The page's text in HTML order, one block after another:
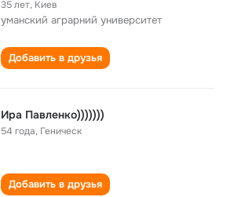
35 лет, Киев
уманский аграрний университет
Добавить в друзья
Ира Павленко)))))))
54 года, Геническ
Добавить в друзья